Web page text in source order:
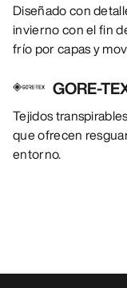
Diseñado con
invierno con el fin
frío por capas y
GORE-
Tejidos
que ofrecen
entorno.